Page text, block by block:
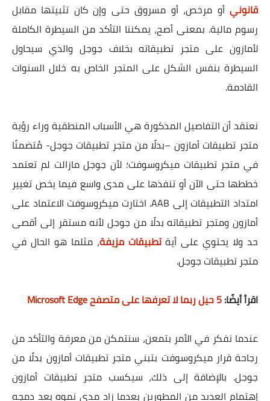
قانوني أو مرخص، أو مسروق حتى وإن كان تثبيتها مقابل
رسوم مالية. بمعنى أصح، يمكننا التأكد من السيطرة الكاملة
لأمازون على متجر تطبيقاته بخلاف جوجل والذي سيحاول
السيطرة بنفس الشكل على المتجر الخاص به خلال السنوات
القادمة.
نعتقد أن التفاصيل المذكورة هي الأسباب المنطقية وراء رؤية
متجر تطبيقات أمازون –بدلًا من متجر تطبيقات جوجل- مُتضمنًا
في متجر تطبيقات ميكروسوفت؛ لأن جوجل مازالت لم تعتمد
خططها حتى الآن أو تنفذها على مدى واسع فيما يخص تغيير
امتداد التطبيقات إلى AAB. اختارت ميكروسوفت الاعتماد على
أمازون ومتجر تطبيقاته بدلًا من جوجل لأنه مستقر إلى أقصى
حد ولا يحتوي على أيةتطبيقات مزيفة، مثلما هو الحال في
متجر تطبيقات جوجل.
اقرأ أيضًا:5 حيل ربما لا تعرفها على متصفح Microsoft Edge
عندما نفكر في الأمر بتمعن، سنتمكن من معرفة والتأكد من
رجاحة قرار ميكروسوفت بتبني متجر تطبيقات أمازون بدلًا من
جوجل. بالإضافة إلى ذلك، سيكسب متجر تطبيقات أمازون
إهتمام العديد من المطورين بعدما زاد مدى نموه بعد دمجه